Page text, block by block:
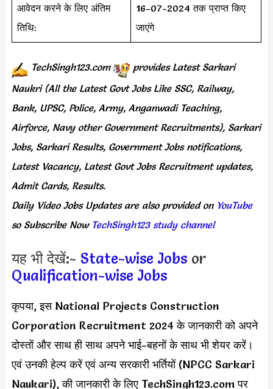
आवेदन करने के लिए अंतिम
तिथि:
16-07-2024 तक प्राप्त किए
जाएंगे
TechSingh123.com provides Latest Sarkari
Naukri (All the Latest Govt Jobs Like SSC, Railway,
Bank, UPSC, Police, Army, Anganwadi Teaching,
Airforce, Navy other Government Recruitments), Sarkari
Jobs, Sarkari Results, Government Jobs notifications,
Latest Vacancy, Latest Govt Jobs Recruitment updates,
Admit Cards, Results.
Daily Video Jobs Updates are also provided onYouTube
so Subscribe Now TechSingh123 study channel
यह भी देखें:- State-wise Jobs or
Qualification-wise Jobs
कृपया, इस National Projects Construction
Corporation Recruitment 2024 के जानकारी को अपने
दोस्तों और साथ ही साथ अपने भाई-बहनों के साथ भी शेयर करें।
एवं उनकी हेल्प करें एवं अन्य सरकारी भर्तियों (NPCC Sarkari
Naukari), की जानकारी के लिए TechSingh123.com पर